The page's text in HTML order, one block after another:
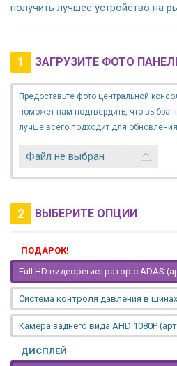
получить лучшее устройство на
1 ЗАГРУЗИТЕ ФОТО
Предоставьте фото центральной
поможет нам подтвердить, что
лучше всего подходит для
Файл не выбран
2 ВЫБЕРИТЕ ОПЦИИ
ПОДАРОК!
Full HD видеорегистратор с ADAS
Система контроля давления в шинах
Камера заднего вида AHD 1080P
ДИСПЛЕЙ